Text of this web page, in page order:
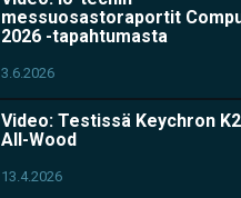
messuosastoraportit
2026 -tapahtumasta
3.6.2026
Video: Testissä Keychron K2
All-Wood
13.4.2026